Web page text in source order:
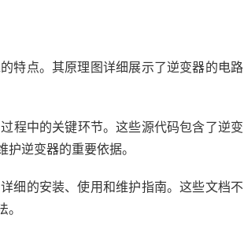
特点。其原理图详细展示了逆变器的电路
程中的关键环节。这些源代码包含了逆变
逆变器的重要依据。
细的安装、使用和维护指南。这些文档不